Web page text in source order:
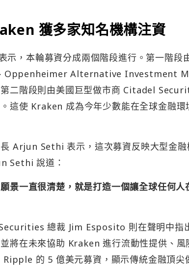
獲多家知名機構注資
示，本輪募資分成兩個階段進行。第一階
Oppenheimer Alternative Investment
二階段則由美國巨型做市商 Citadel
這使 Kraken 成為今年少數能在全球金融
Arjun Sethi 表示，這次募資反映大型金
Sethi 說道：
願景一直很清楚，就是打造一個讓全球任何
總裁 Jim Esposito 則在聲明中指
將在未來協助 Kraken 進行流動性提供、
Ripple 的 5 億美元募資，顯示傳統金融頂尖